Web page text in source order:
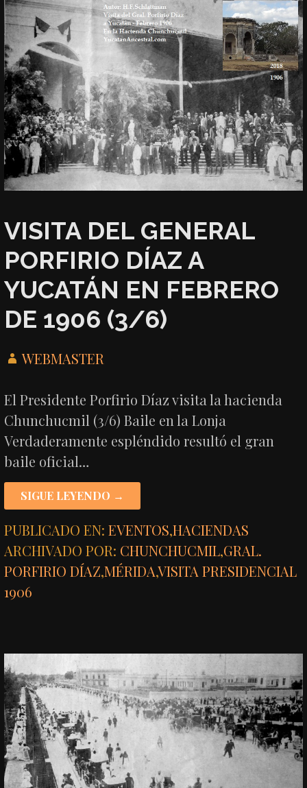
VISITA DEL GENERAL
PORFIRIO DÍAZ A
YUCATÁN EN FEBRERO
DE 1906 (3/6)
WEBMASTER
El Presidente Porfirio Díaz visita la hacienda
Chunchucmil (3/6) Baile en la Lonja
Verdaderamente espléndido resultó el gran
baile oficial…
SIGUE LEYENDO →
PUBLICADO EN:EVENTOS,HACIENDAS
ARCHIVADO POR: CHUNCHUCMIL,GRAL.
PORFIRIO DÍAZ,MÉRIDA,VISITA PRESIDENCIAL
1906